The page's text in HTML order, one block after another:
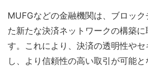
MUFGなどの金融機関は、ブロッ
た新たな決済ネットワークの構築に
す。これにより、決済の透明性や
し、より信頼性の高い取引が可能と